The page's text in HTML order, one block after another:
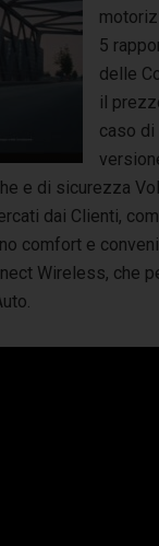
5
delle
il
caso di
e di sicurezza
dai Clienti,
comfort e
Wireless, che